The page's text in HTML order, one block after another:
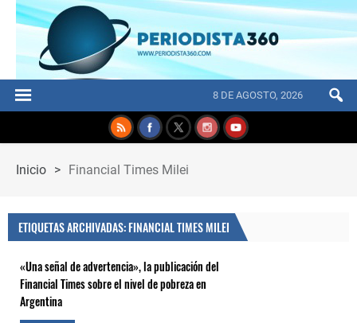
8 DE AGOSTO, 2026
Inicio > Financial Times Milei
ETIQUETAS ARCHIVADAS: FINANCIAL TIMES MILEI
«Una señal de advertencia», la publicación del
Financial Times sobre el nivel de pobreza en
Argentina